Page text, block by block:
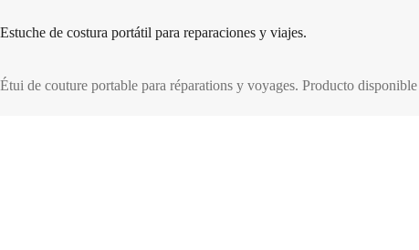
Estuche de costura portátil para reparaciones y viajes.
Étui de couture portable para réparations y voyages. Producto